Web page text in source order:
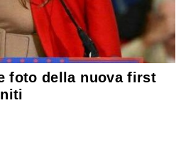
foto della nuova first